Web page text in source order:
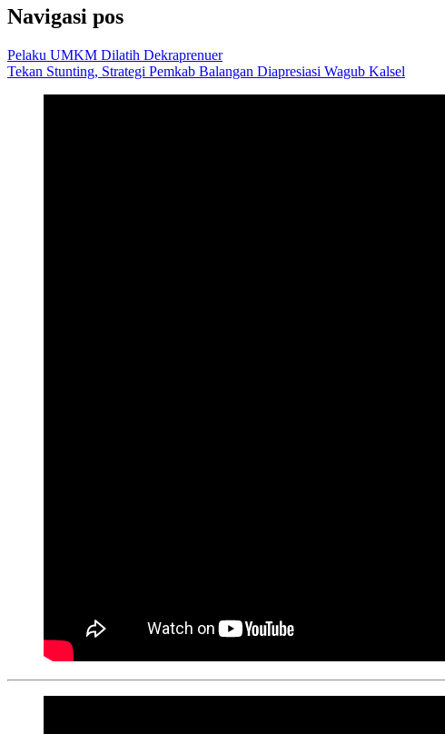
Navigasi pos
Pelaku UMKM Dilatih Dekraprenuer
Tekan Stunting, Strategi Pemkab Balangan Diapresiasi Wagub Kalsel